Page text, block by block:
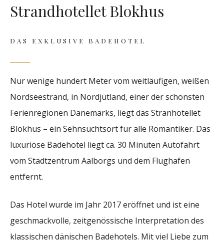
Strandhotellet Blokhus
DAS EXKLUSIVE BADEHOTEL
Nur wenige hundert Meter vom weitläufigen, weißen
Nordseestrand, in Nordjütland, einer der schönsten
Ferienregionen Dänemarks, liegt das Stranhotellet
Blokhus – ein Sehnsuchtsort für alle Romantiker. Das
luxuriöse Badehotel liegt ca. 30 Minuten Autofahrt
vom Stadtzentrum Aalborgs und dem Flughafen
entfernt.
Das Hotel wurde im Jahr 2017 eröffnet und ist eine
geschmackvolle, zeitgenössische Interpretation des
klassischen dänischen Badehotels. Mit viel Liebe zum